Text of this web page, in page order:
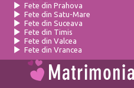
Fete din Prahova
Fete din Satu-Mare
Fete din Suceava
Fete din Timis
Fete din Valcea
Fete din Vrancea